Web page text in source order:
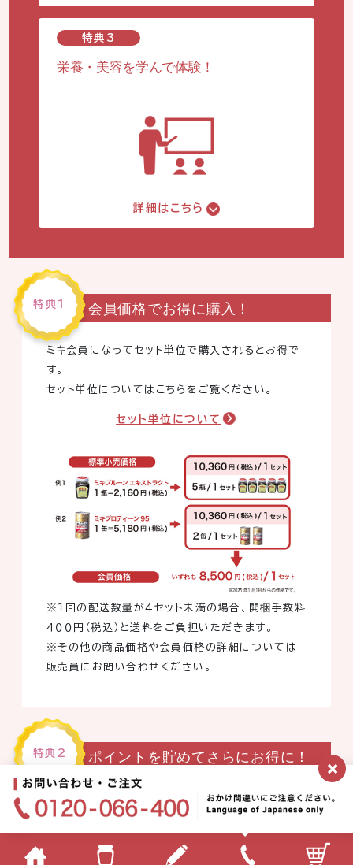
特典3
栄養・美容を学んで体験！
詳細はこちら
特典1 会員価格でお得に購入！
ミキ会員になってセット単位で購入されるとお得で
す。
セット単位についてはこちらをご覧ください。
セット単位について
※１回の配送数量が４セット未満の場合、開梱手数料
４００円（税込）と送料をご負担いただきます。
※その他の商品価格や会員価格の詳細については
販売員にお問い合わせください。
特典2 ポイントを貯めてさらにお得に！
購入ポイント、紹介ポイントなどをためると、次回購
入時に割引等が受けられます。
詳しくは販売員にお問い合わせください。
×